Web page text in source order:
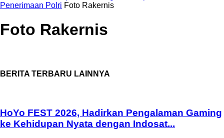
Penerimaan Polri Foto Rakernis
Foto Rakernis
BERITA TERBARU LAINNYA
HoYo FEST 2026, Hadirkan Pengalaman Gaming
ke Kehidupan Nyata dengan Indosat...